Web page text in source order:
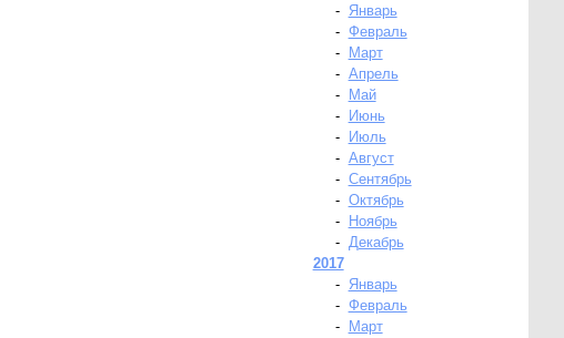
-
Январь
- Февраль
-
Март
- Апрель
-
Май
-
Июнь
-
Июль
- Август
- Сентябрь
- Октябрь
-
Ноябрь
- Декабрь
2017
-
Январь
- Февраль
-
Март